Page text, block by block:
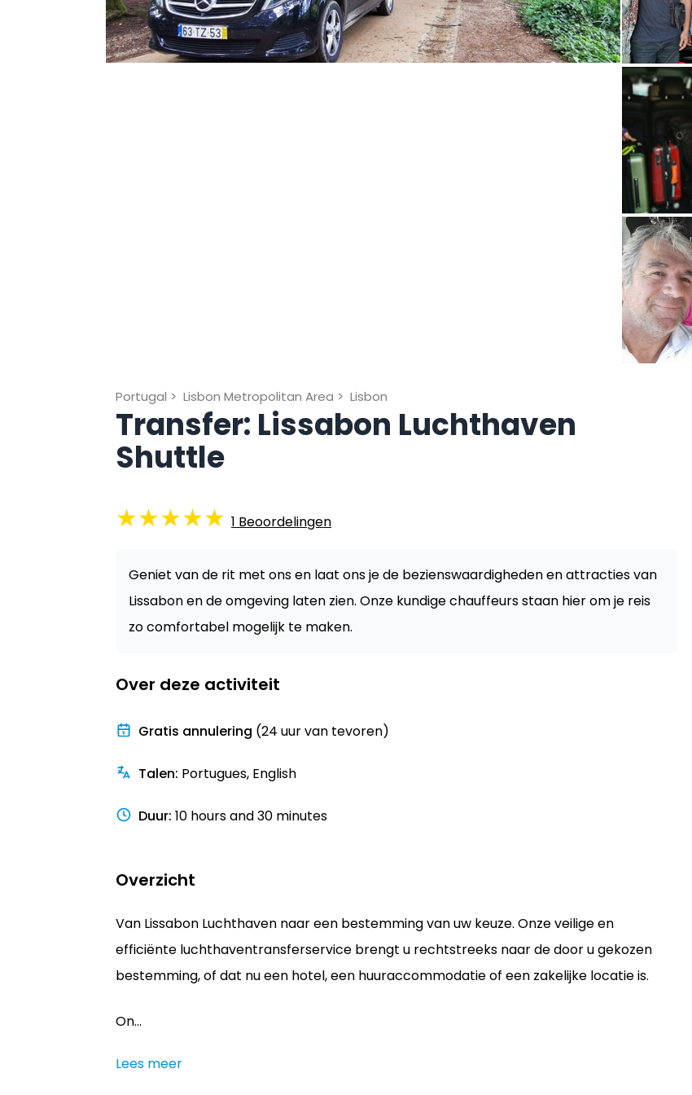
Portugal > Lisbon Metropolitan Area > Lisbon
Transfer: Lissabon Luchthaven
Shuttle
★★★★★ 1 Beoordelingen
Geniet van de rit met ons en laat ons je de bezienswaardigheden en attracties van
Lissabon en de omgeving laten zien. Onze kundige chauffeurs staan hier om je reis
zo comfortabel mogelijk te maken.
Over deze activiteit
Gratis annulering (24 uur van tevoren)
Talen: Portugues, English
Duur: 10 hours and 30 minutes
Overzicht
Van Lissabon Luchthaven naar een bestemming van uw keuze. Onze veilige en
efficiënte luchthaventransferservice brengt u rechtstreeks naar de door u gekozen
bestemming, of dat nu een hotel, een huuraccommodatie of een zakelijke locatie is.
On...
Lees meer